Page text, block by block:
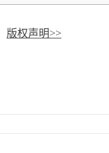
版权声明>>